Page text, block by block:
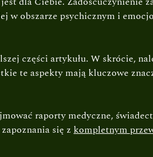
w obszarze psychicznym i
części artykułu. W skrócie,
te aspekty mają kluczowe
raporty medyczne,
się z kompletnym